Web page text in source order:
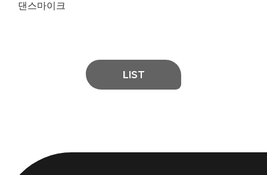
댄스마이크
LIST